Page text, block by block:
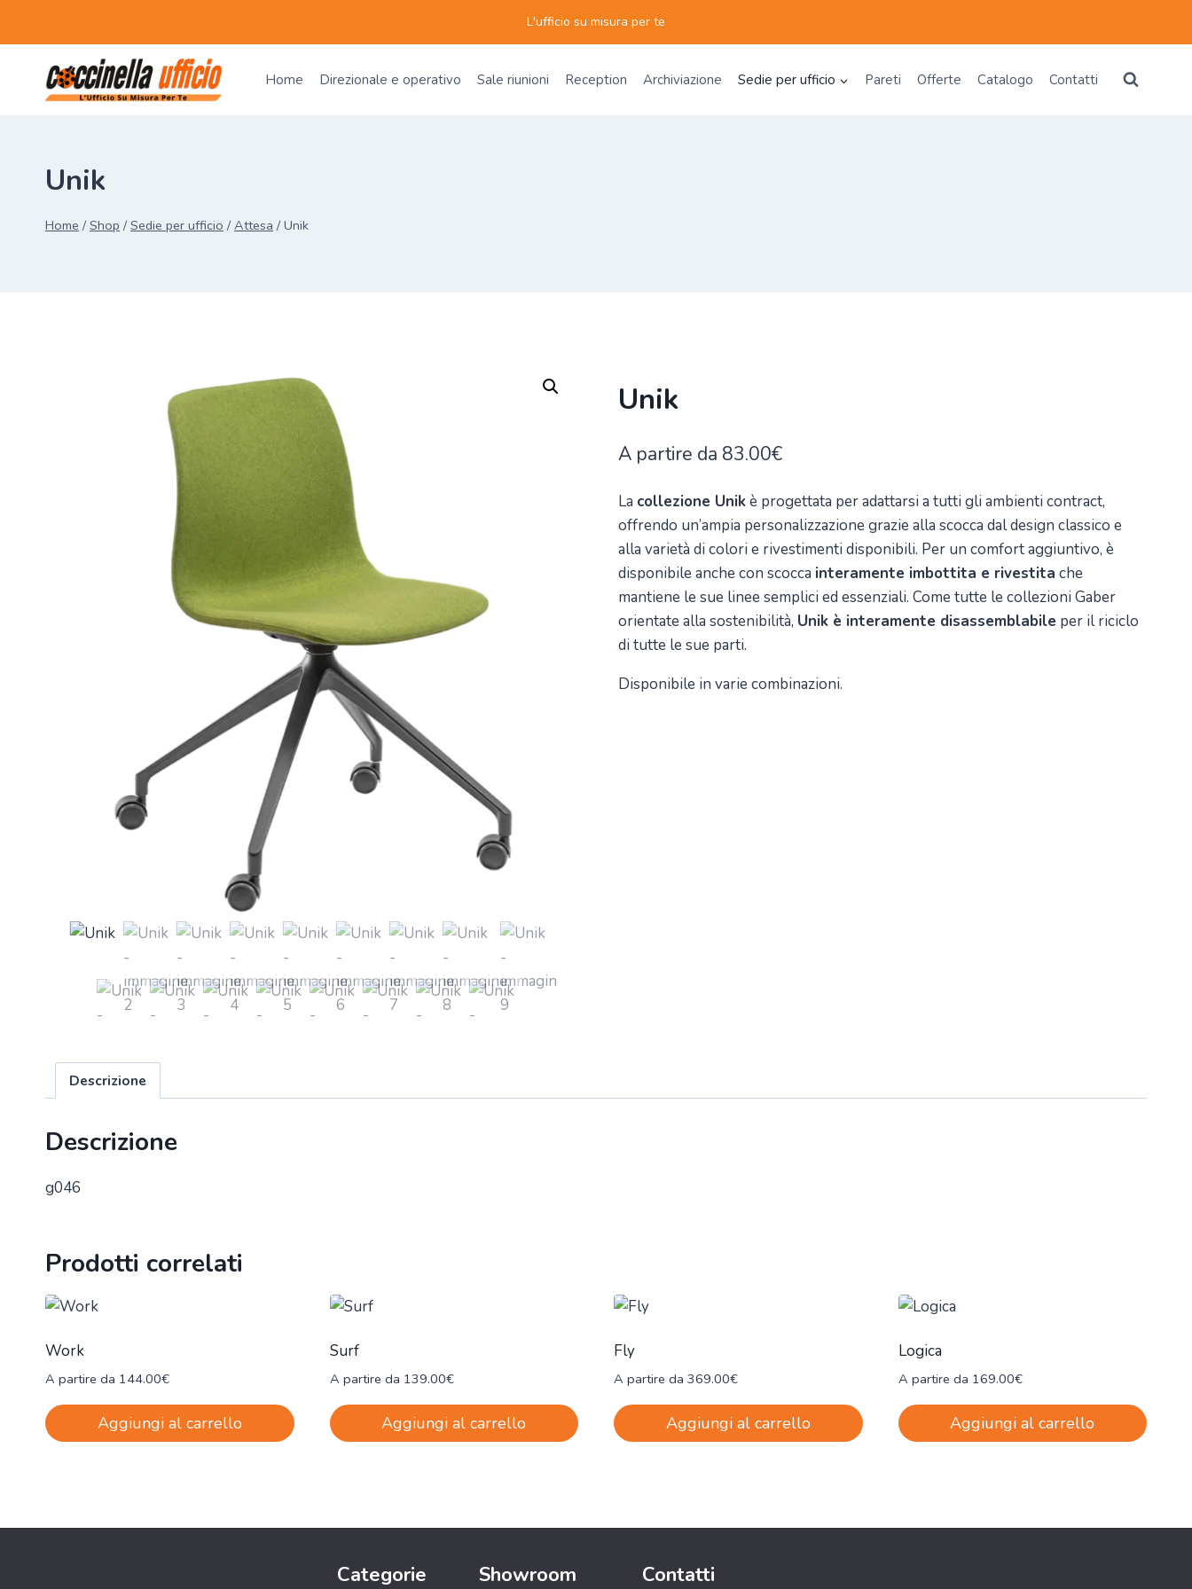
L'ufficio su misura per te
Home Direzionale e operativo Sale riunioni Reception Archiviazione Sedie per ufficio Pareti Offerte Catalogo Contatti
Unik
Home / Shop / Sedie per ufficio / Attesa / Unik
Unik
A partire da 83.00€
La collezione Unikè progettata per adattarsi a tutti gli ambienti contract,
offrendo un’ampia personalizzazione grazie alla scocca dal design classico e
alla varietà di colori e rivestimenti disponibili. Per un comfort aggiuntivo, è
disponibile anche con scocca interamente imbottita e rivestita che
mantiene le sue linee semplici ed essenziali. Come tutte le collezioni Gaber
orientate alla sostenibilità, Unik è interamente disassemblabile per il riciclo
di tutte le sue parti.
Disponibile in varie combinazioni.
Descrizione
Descrizione
g046
Prodotti correlati
Work
A partire da 144.00€
Aggiungi al carrello
Surf
A partire da 139.00€
Aggiungi al carrello
Fly
A partire da 369.00€
Aggiungi al carrello
Logica
A partire da 169.00€
Aggiungi al carrello
Categorie Showroom Contatti